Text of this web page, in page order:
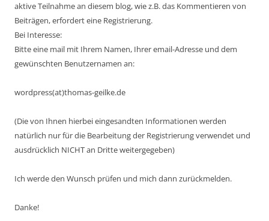
aktive Teilnahme an diesem blog, wie z.B. das Kommentieren von
Beiträgen, erfordert eine Registrierung.
Bei Interesse:
Bitte eine mail mit Ihrem Namen, Ihrer email-Adresse und dem
gewünschten Benutzernamen an:
wordpress(at)thomas-geilke.de
(Die von Ihnen hierbei eingesandten Informationen werden
natürlich nur für die Bearbeitung der Registrierung verwendet und
ausdrücklich NICHT an Dritte weitergegeben)
Ich werde den Wunsch prüfen und mich dann zurückmelden.
Danke!